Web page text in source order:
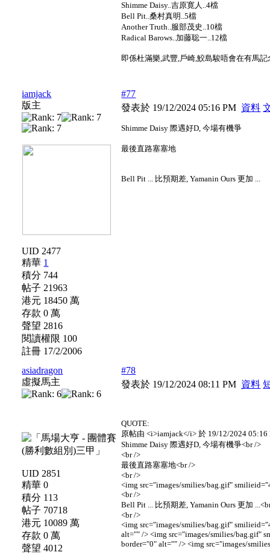
Shimme Daisy..吉原寛人..4檔
Bell Pit..桑村真明..5檔
Another Truth..服部茂史..10檔
Radical Barows..加藤聡一..12檔
即係杜滿樂,武豐,戶崎,鮫島駿唔會在有馬記
iamjack
版主
UID 2477
精華 1
積分 744
帖子 21963
港元 18450 萬
存款 0 萬
聲望 2816
閱讀權限 100
註冊 17/2/2006
#77
發表於 19/12/2024 05:16 PM 資料
Shimme Daisy 際遇好D, 今場有機爭
最後直路塞塞地
Bell Pit ... 比預期差, Yamanin Ours 更加 ...
asiadragon
虛擬馬主
UID 2851
精華 0
積分 113
帖子 70718
港元 10089 萬
存款 0 萬
聲望 4012
#78
發表於 19/12/2024 08:11 PM 資料
QUOTE:
原帖由 <i>iamjack</i> 於 19/12/2024 05:16
Shimme Daisy 際遇好D, 今場有機爭<br />
<br />
最後直路塞塞地<br />
<br />
<img src="images/smilies/bag.gif"
<br />
Bell Pit ... 比預期差, Yamanin Ours 更加
<br />
<img src="images/smilies/bag.gif"
alt="" /> <img src="images/smilies/bag.gif"
border="0" alt="" /> <img src="images/